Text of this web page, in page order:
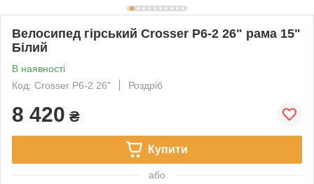
Велосипед гірський Crosser P6-2 26" рама 15"
Білий
В наявності
Код: Crosser P6-2 26"
Роздріб
8 420 ₴
Купити
або